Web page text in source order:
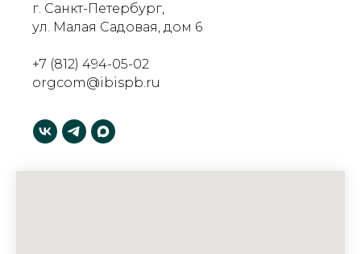
г. Санкт-Петербург,
ул. Малая Садовая, дом 6
+7 (812) 494-05-02
orgcom@ibispb.ru